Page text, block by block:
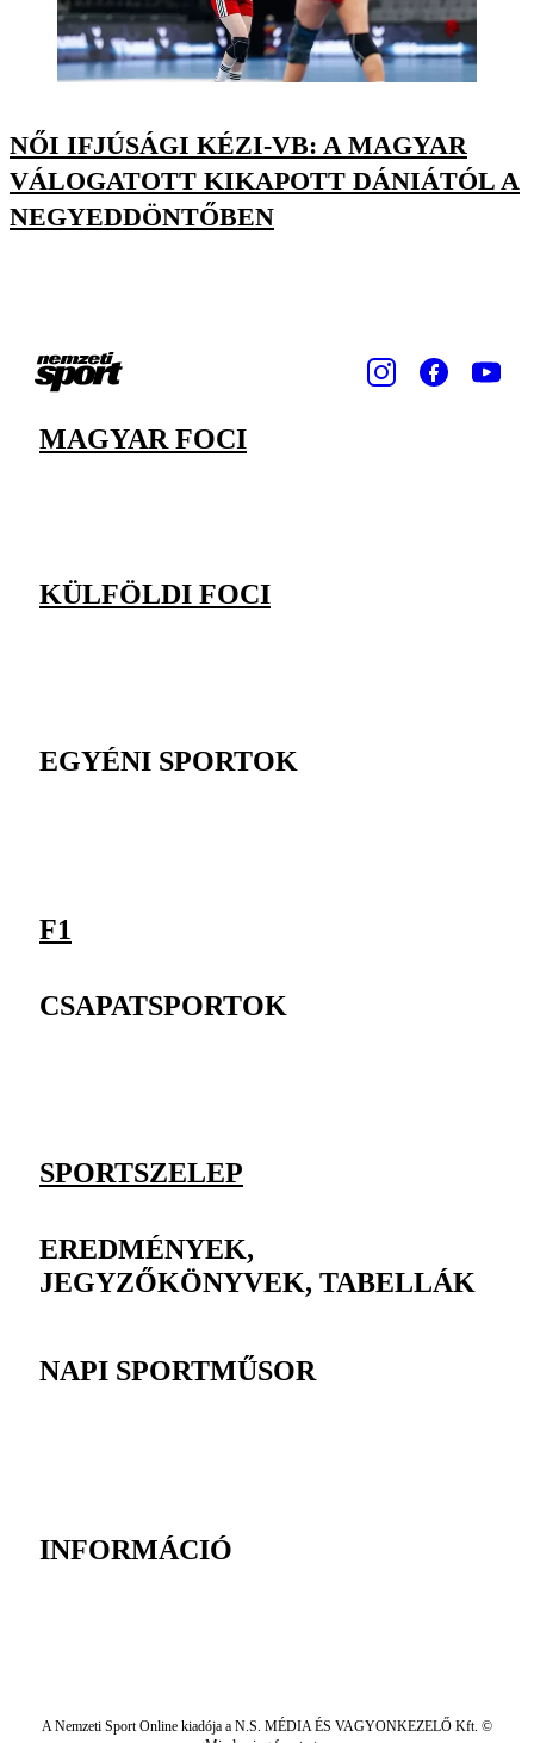
NŐI IFJÚSÁGI KÉZI-VB: A MAGYAR
VÁLOGATOTT KIKAPOTT DÁNIÁTÓL A
NEGYEDDÖNTŐBEN
MAGYAR FOCI
KÜLFÖLDI FOCI
EGYÉNI SPORTOK
F1
CSAPATSPORTOK
SPORTSZELEP
EREDMÉNYEK,
JEGYZŐKÖNYVEK, TABELLÁK
NAPI SPORTMŰSOR
INFORMÁCIÓ
A Nemzeti Sport Online kiadója a N.S. MÉDIA ÉS VAGYONKEZELŐ Kft. ©